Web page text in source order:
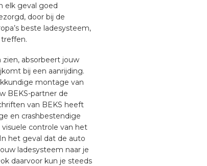
elk geval goed
door bij de
beste ladesysteem,
absorbeert jouw
bij een aanrijding.
montage van
BEKS-partner de
van BEKS heeft
en crashbestendige
controle van het
het geval dat de auto
ladesysteem naar je
daarvoor kun je steeds